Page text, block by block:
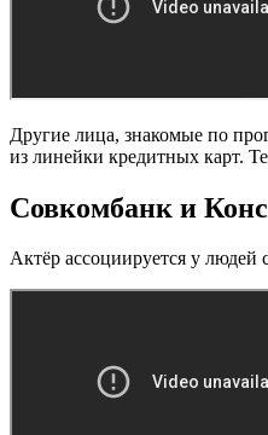
Другие лица, знакомые по
из линейки кредитных карт.
Совкомбанк и
Актёр ассоциируется у